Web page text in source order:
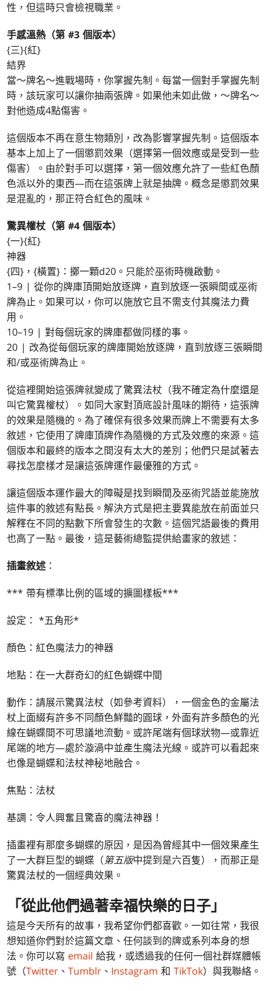
性，但這時只會檢視職業。
手感溫熱（第 #3 個版本）
{三}{紅}
結界
當～牌名～進戰場時，你掌握先制。每當一個對手掌握先制
時，該玩家可以讓你抽兩張牌。如果他未如此做，～牌名～
對他造成4點傷害。
這個版本不再在意生物類別，改為影響掌握先制。這個版本
基本上加上了一個懲罰效果（選擇第一個效應或是受到一些
傷害）。由於對手可以選擇，第一個效應允許了一些紅色顏
色派以外的東西—而在這張牌上就是抽牌。概念是懲罰效果
是混亂的，那正符合紅色的風味。
驚異權杖（第 #4 個版本）
{一}{紅}
神器
{四}，{橫置}：擲一顆d20。只能於巫術時機啟動。
1–9 | 從你的牌庫頂開始放逐牌，直到放逐一張瞬間或巫術
牌為止。如果可以，你可以施放它且不需支付其魔法力費
用。
10–19 | 對每個玩家的牌庫都做同樣的事。
20 | 改為從每個玩家的牌庫開始放逐牌，直到放逐三張瞬間
和/或巫術牌為止。
從這裡開始這張牌就變成了驚異法杖（我不確定為什麼還是
叫它驚異權杖）。如同大家對頂底設計風味的期待，這張牌
的效果是隨機的。為了確保有很多效果而牌上不需要有太多
敘述，它使用了牌庫頂牌作為隨機的方式及效應的來源。這
個版本和最終的版本之間沒有太大的差別；他們只是試著去
尋找怎麼樣才是讓這張牌運作最優雅的方式。
讓這個版本運作最大的障礙是找到瞬間及巫術咒語並能施放
這件事的敘述有點長。解決方式是把主要異能放在前面並只
解釋在不同的點數下所會發生的次數。這個咒語最後的費用
也高了一點。最後，這是藝術總監提供給畫家的敘述：
插畫敘述 ：
*** 帶有標準比例的區域的擴圖樣板***
設定： *五角形*
顏色：紅色魔法力的神器
地點：在一大群奇幻的紅色蝴蝶中間
動作：請展示驚異法杖（如參考資料），一個金色的金屬法
杖上面綴有許多不同顏色鮮豔的圓球，外面有許多顏色的光
線在蝴蝶間不可思議地流動。或許尾端有個球狀物—或靠近
尾端的地方—處於漩渦中並產生魔法光線。或許可以看起來
也像是蝴蝶和法杖神秘地融合。
焦點：法杖
基調：令人興奮且驚喜的魔法神器！
插畫裡有那麼多蝴蝶的原因，是因為曾經其中一個效果產生
了一大群巨型的蝴蝶（第五版中提到是六百隻），而那正是
驚異法杖的一個經典效果。
「從此他們過著幸福快樂的日子」
這是今天所有的故事，我希望你們都喜歡。一如往常，我很
想知道你們對於這篇文章、任何談到的牌或系列本身的想
法。你可以寫 email 給我，或透過我的任何一個社群媒體帳
號（Twitter 、Tumblr 、 Instagram 和TikTok）與我聯絡。